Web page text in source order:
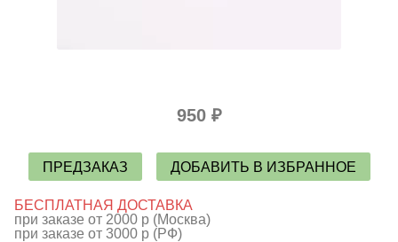
950 ₽
ПРЕДЗАКАЗ ДОБАВИТЬ В ИЗБРАННОЕ
БЕСПЛАТНАЯ ДОСТАВКА
при заказе от 2000 р (Москва)
при заказе от 3000 р (РФ)